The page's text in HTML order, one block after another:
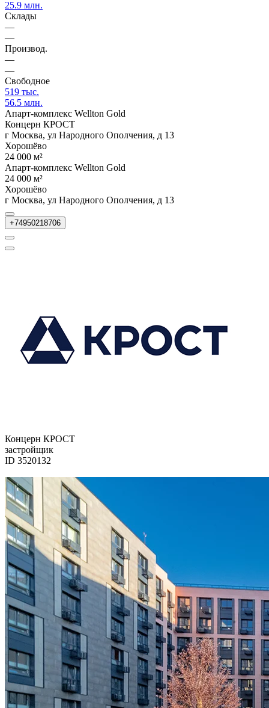
25.9 млн.
Склады
—
—
Производ.
—
—
Свободное
519 тыс.
56.5 млн.
Апарт-комплекс Wellton Gold
Концерн КРОСТ
г Москва, ул Народного Ополчения, д 13
Хорошёво
24 000 м²
Апарт-комплекс Wellton Gold
24 000 м²
Хорошёво
г Москва, ул Народного Ополчения, д 13
+74950218706
Концерн КРОСТ
застройщик
ID 3520132